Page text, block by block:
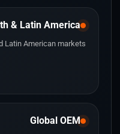
& Latin America
Latin American markets.
Global OEM